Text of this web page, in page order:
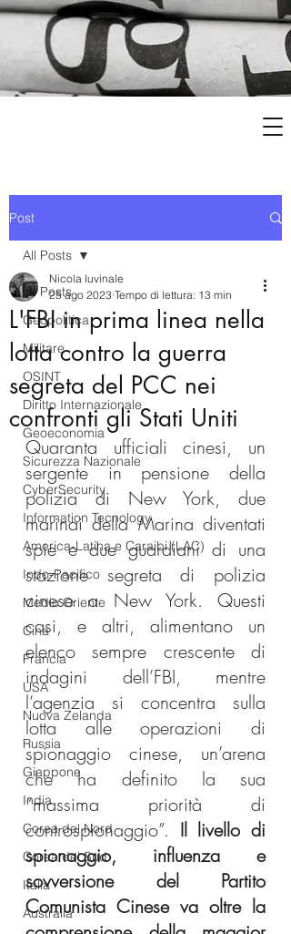
Post
All Posts
Geopolitica
Militare
OSINT
Diritto Internazionale
Geoeconomia
Sicurezza Nazionale
CyberSecurity
Information Tecnology
America-Latina e Caraibi (LAC)
Indo-Pacifico
Medio Oriente
Cina
Francia
USA
Nuova Zelanda
Russia
Giappone
India
Corea del Nord
Corea del Sud
Italia
Australia
All Posts
L'FBI in prima linea nella
lotta contro la guerra
segreta del PCC nei
confronti gli Stati Uniti
Nicola Iuvinale
25 ago 2023 Tempo di lettura: 13 min
Quaranta ufficiali cinesi, un
sergente in pensione della
polizia di New York, due
marinai della Marina diventati
spie e due guardiani di una
stazione segreta di polizia
cinese a New York. Questi
casi, e altri, alimentano un
elenco sempre crescente di
indagini dell’FBI, mentre
l’agenzia si concentra sulla
lotta alle operazioni di
spionaggio cinese, un’arena
che ha definito la sua
“massima priorità di
controspionaggio”. Il livello di
spionaggio, influenza e
sovversione del Partito
Comunista Cinese va oltre la